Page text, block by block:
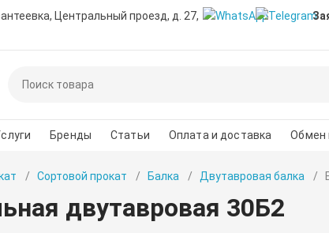
Центральный проезд, д. 27,
Бренды Статьи Оплата и доставка Обмен
Сортовой прокат Балка Двутавровая балка
двутавровая 30Б2